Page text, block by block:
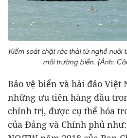
Kiểm soát chặt rác thải từ nghề nuôi
môi trường biển. (Ảnh:
Bảo vệ biển và hải đảo Việt
những ưu tiên hàng đầu
chính trị, được cụ thể hóa
của Đảng và Chính phủ